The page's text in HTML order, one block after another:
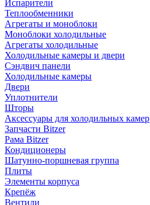
Испарители
Теплообменники
Агрегаты и моноблоки
Моноблоки холодильные
Агрегаты холодильные
Холодильные камеры и двери
Сэндвич панели
Холодильные камеры
Двери
Уплотнители
Шторы
Аксессуары для холодильных камер
Запчасти Bitzer
Рама Bitzer
Кондиционеры
Шатунно-поршневая группа
Плиты
Элементы корпуса
Крепёж
Вентили